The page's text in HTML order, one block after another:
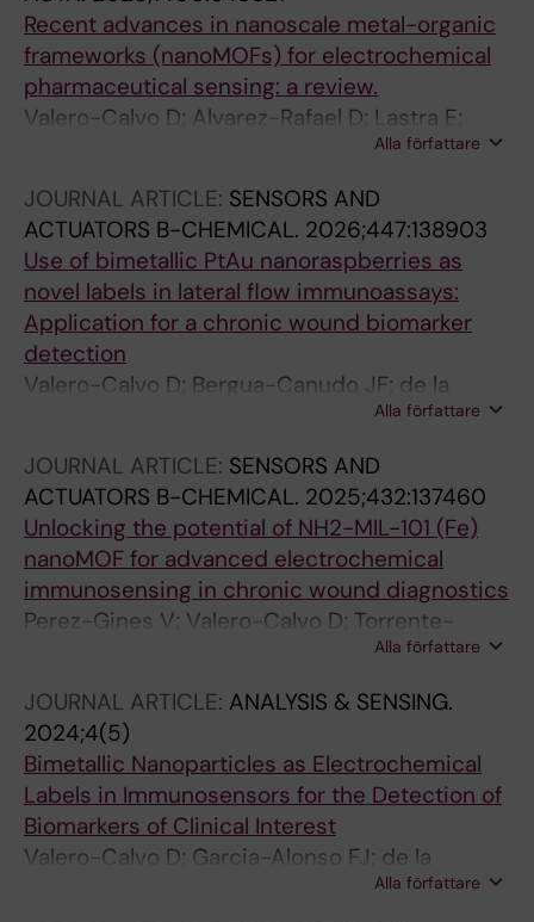
Recent advances in nanoscale metal-organic
frameworks (nanoMOFs) for electrochemical
pharmaceutical sensing: a review.
Valero-Calvo D; Alvarez-Rafael D; Lastra E;
Alla författare
JOURNAL ARTICLE: SENSORS AND
ACTUATORS B-CHEMICAL. 2026;447:138903
Use of bimetallic PtAu nanoraspberries as
novel labels in lateral flow immunoassays:
Application for a chronic wound biomarker
detection
Valero-Calvo D; Bergua-Canudo JF; de la
Alla författare
JOURNAL ARTICLE: SENSORS AND
ACTUATORS B-CHEMICAL. 2025;432:137460
Unlocking the potential of NH2-MIL-101 (Fe)
nanoMOF for advanced electrochemical
immunosensing in chronic wound diagnostics
Perez-Gines V; Valero-Calvo D; Torrente-
Rodriguez RM; Pedrero M; Garcia-Alonso FJ;
muniz A
Alla författare
JOURNAL ARTICLE: ANALYSIS & SENSING.
2024;4(5)
Bimetallic Nanoparticles as Electrochemical
Labels in Immunosensors for the Detection of
Biomarkers of Clinical Interest
Valero-Calvo D; Garcia-Alonso FJ; de la
Alla författare